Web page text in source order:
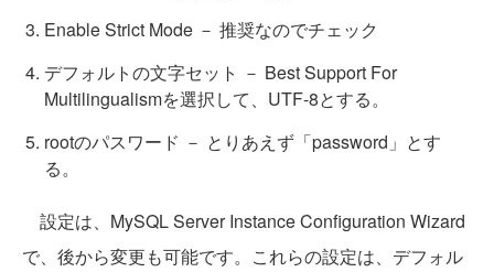
Enable Strict Mode － 推奨なのでチェック
デフォルトの文字セット － Best Support For
Multilingualismを選択して、UTF-8とする。
rootのパスワード － とりあえず「password」とす
る。
設定は、MySQL Server Instance Configuration Wizard
で、後から変更も可能です。これらの設定は、デフォル